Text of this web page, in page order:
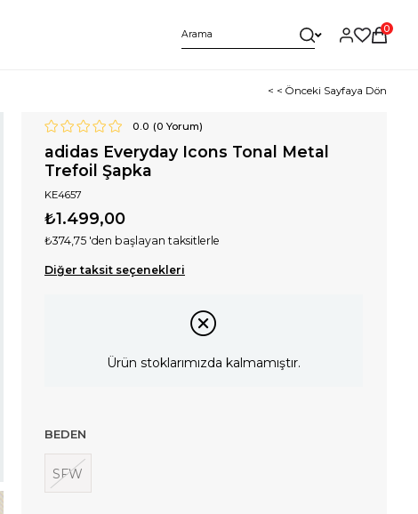
0
< < Önceki Sayfaya Dön
0.0 (0 Yorum)
adidas Everyday Icons Tonal Metal
Trefoil Şapka
KE4657
₺1.499,00
₺374,75 'den başlayan taksitlerle
Diğer taksit seçenekleri
Ürün stoklarımızda kalmamıştır.
BEDEN
SFW